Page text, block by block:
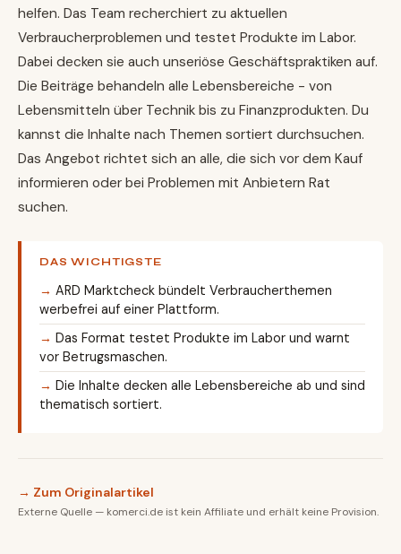
helfen. Das Team recherchiert zu aktuellen
Verbraucherproblemen und testet Produkte im Labor.
Dabei decken sie auch unseriöse Geschäftspraktiken auf.
Die Beiträge behandeln alle Lebensbereiche - von
Lebensmitteln über Technik bis zu Finanzprodukten. Du
kannst die Inhalte nach Themen sortiert durchsuchen.
Das Angebot richtet sich an alle, die sich vor dem Kauf
informieren oder bei Problemen mit Anbietern Rat
suchen.
DAS WICHTIGSTE
ARD Marktcheck bündelt Verbraucherthemen
werbefrei auf einer Plattform.
Das Format testet Produkte im Labor und warnt
vor Betrugsmaschen.
Die Inhalte decken alle Lebensbereiche ab und sind
thematisch sortiert.
→ Zum Originalartikel
Externe Quelle — komerci.de ist kein Affiliate und erhält keine Provision.